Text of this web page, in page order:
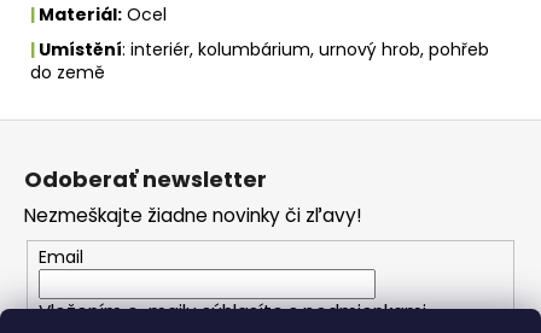
| Materiál: Ocel
| Umístění: interiér, kolumbárium, urnový hrob, pohřeb
do země
Z
e
Odoberať newsletter
Nezmeškajte žiadne novinky či zľavy!
Email
Vložením e-mailu súhlasíte spodmienkami